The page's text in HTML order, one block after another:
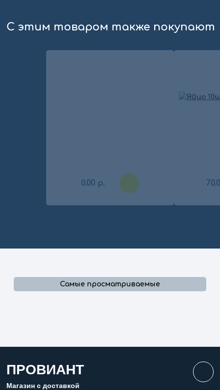
С этим товаром также покупают
0.00 р.
Самые просматриваемые
ПРОВИАНТ
Магазин с доставкой